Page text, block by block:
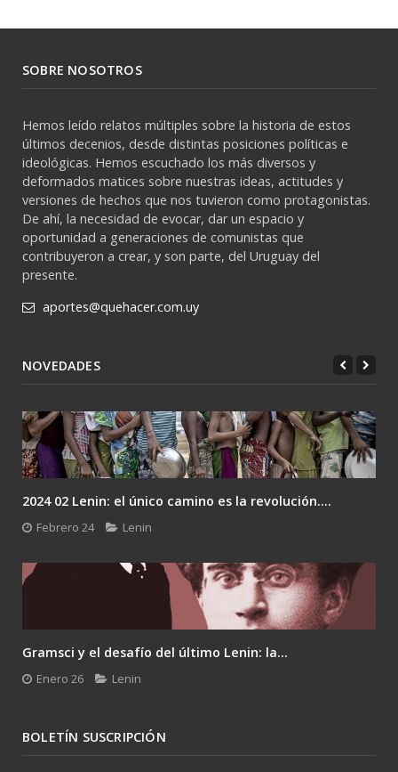
SOBRE NOSOTROS
Hemos leído relatos múltiples sobre la historia de estos
últimos decenios, desde distintas posiciones políticas e
ideológicas. Hemos escuchado los más diversos y
deformados matices sobre nuestras ideas, actitudes y
versiones de hechos que nos tuvieron como protagonistas.
De ahí, la necesidad de evocar, dar un espacio y
oportunidad a generaciones de comunistas que
contribuyeron a crear, y son parte, del Uruguay del
presente.
aportes@quehacer.com.uy
NOVEDADES
2024 02 Lenin: el único camino es la revolución....
Febrero 24 Lenin
Gramsci y el desafío del último Lenin: la...
Enero 26 Lenin
BOLETÍN SUSCRIPCIÓN